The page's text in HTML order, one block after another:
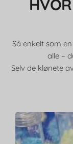
Så enkelt som
alle –
Selv de klønete